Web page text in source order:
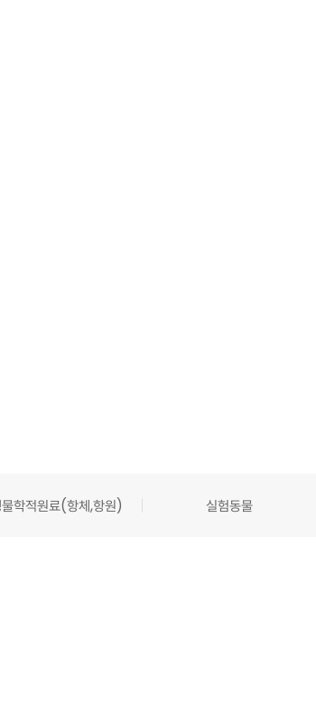
학적원료(항체,항원) 실험동물